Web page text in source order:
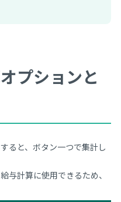
プションと
ると、ボタン一つで集計し
与計算に使用できるため、